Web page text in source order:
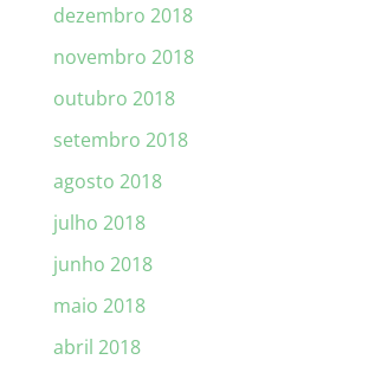
dezembro 2018
novembro 2018
outubro 2018
setembro 2018
agosto 2018
julho 2018
junho 2018
maio 2018
abril 2018